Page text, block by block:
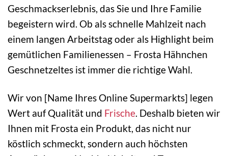
Geschmackserlebnis, das Sie und Ihre Familie
begeistern wird. Ob als schnelle Mahlzeit nach
einem langen Arbeitstag oder als Highlight beim
gemütlichen Familienessen – Frosta Hähnchen
Geschnetzeltes ist immer die richtige Wahl.
Wir von [Name Ihres Online Supermarkts] legen
Wert auf Qualität und Frische. Deshalb bieten wir
Ihnen mit Frosta ein Produkt, das nicht nur
köstlich schmeckt, sondern auch höchsten